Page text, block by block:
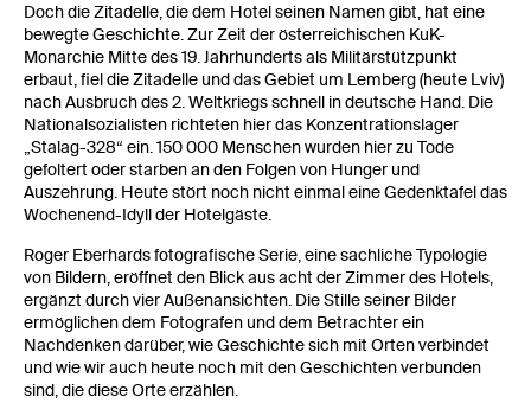
Doch die Zitadelle, die dem Hotel seinen Namen gibt, hat eine
bewegte Geschichte. Zur Zeit der österreichischen KuK-
Monarchie Mitte des 19. Jahrhunderts als Militärstützpunkt
erbaut, fiel die Zitadelle und das Gebiet um Lemberg (heute Lviv)
nach Ausbruch des 2. Weltkriegs schnell in deutsche Hand. Die
Nationalsozialisten richteten hier das Konzentrationslager
„Stalag-328“ ein. 150 000 Menschen wurden hier zu Tode
gefoltert oder starben an den Folgen von Hunger und
Auszehrung. Heute stört noch nicht einmal eine Gedenktafel das
Wochenend-Idyll der Hotelgäste.
Roger Eberhards fotografische Serie, eine sachliche Typologie
von Bildern, eröffnet den Blick aus acht der Zimmer des Hotels,
ergänzt durch vier Außenansichten. Die Stille seiner Bilder
ermöglichen dem Fotografen und dem Betrachter ein
Nachdenken darüber, wie Geschichte sich mit Orten verbindet
und wie wir auch heute noch mit den Geschichten verbunden
sind, die diese Orte erzählen.